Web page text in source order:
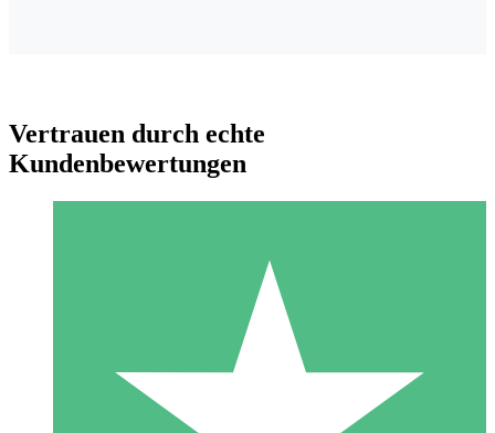
Individuelle Credit-Pakete
Zahlen Sie nach Bedarf mit Download-Credits. Keine
monatliche Verpflichtung erforderlich.
Vertrauen durch echte
Kundenbewertungen